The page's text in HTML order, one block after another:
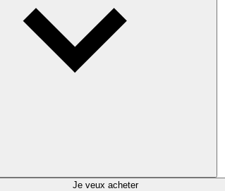
Je veux acheter